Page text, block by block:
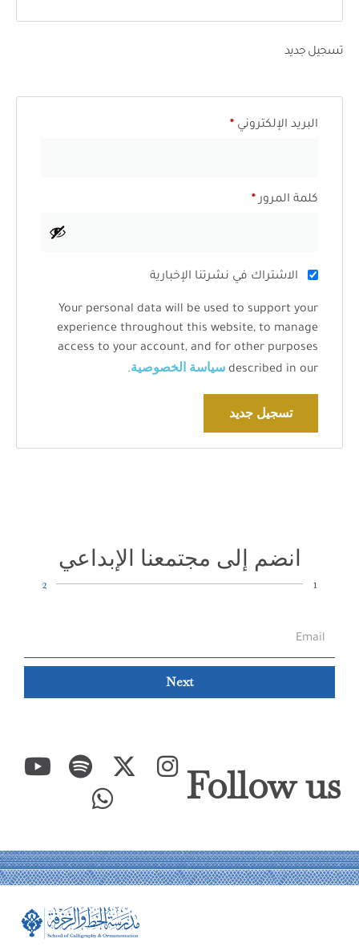
تسجيل جديد
البريد الإلكتروني *
كلمة المرور *
الاشتراك في نشرتنا الإخبارية
Your personal data will be used to support your
experience throughout this website, to manage
access to your account, and for other purposes
described in our سياسة الخصوصية.
تسجيل جديد
انضم إلى مجتمعنا الإبداعي
1
2
Next
Follow us